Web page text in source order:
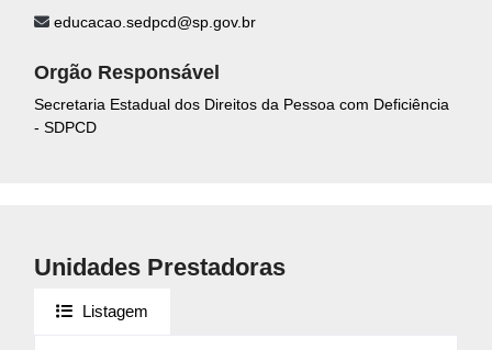
educacao.sedpcd@sp.gov.br
Orgão Responsável
Secretaria Estadual dos Direitos da Pessoa com Deficiência
- SDPCD
Unidades Prestadoras
Listagem